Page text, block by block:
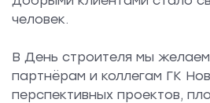
человек.
В День строителя мы
партнёрам и коллегам ГК
перспективных проектов,